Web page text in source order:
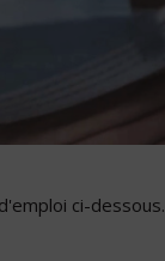
ci-dessous.